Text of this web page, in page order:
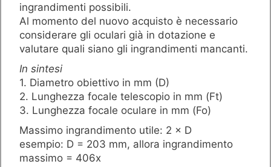
ingrandimenti possibili.
Al momento del nuovo acquisto è necessario
considerare gli oculari già in dotazione e
valutare quali siano gli ingrandimenti mancanti.
In sintesi
1. Diametro obiettivo in mm (D)
2. Lunghezza focale telescopio in mm (Ft)
3. Lunghezza focale oculare in mm (Fo)
Massimo ingrandimento utile: 2 × D
esempio: D = 203 mm, allora ingrandimento
massimo = 406x